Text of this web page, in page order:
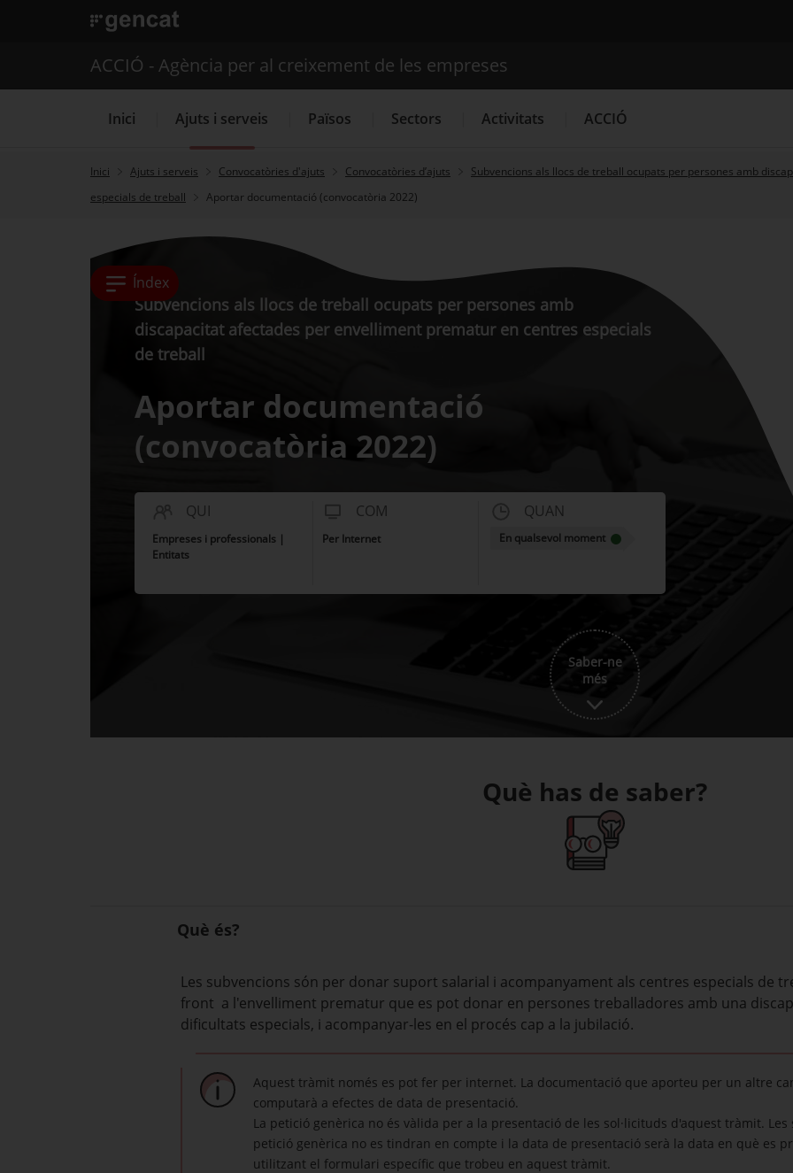
. Obre en una nova finestra.
Cercador
ACCIÓ - Agència per al creixement de les empreses
Inici Ajuts i serveis Països Sectors Activitats ACCIÓ
Inici Ajuts i serveis Convocatòries d'ajuts Convocatòries d’ajuts
Subvencions als llocs de treball ocupats per persones amb
especials de treball
Aportar documentació (convocatòria 2022)
Índex
Subvencions als llocs de treball ocupats per persones amb
discapacitat afectades per envelliment prematur en centres especials
de treball
Aportar documentació
(convocatòria 2022)
QUI
Empreses i professionals |
Entitats
COM
Per Internet
QUAN
En qualsevol moment
Saber-ne
més
Què has de saber?
Què és?
Les subvencions són per donar suport salarial i acompanyament als centres especials de
front a l'envelliment prematur que es pot donar en persones treballadores amb una
dificultats especials, i acompanyar-les en el procés cap a la jubilació.
Aquest tràmit només es pot fer per internet. La documentació que aporteu per un altre
computarà a efectes de data de presentació.
La petició genèrica no és vàlida per a la presentació de les sol·licituds d'aquest tràmit.
petició genèrica no es tindran en compte i la data de presentació serà la data en què es
utilitzant el formulari específic que trobeu en aquest tràmit.